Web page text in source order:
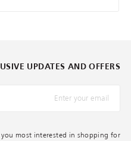
UPDATES AND OFFERS!
*البريد الإلكترونيّ
most interested in shopping for?